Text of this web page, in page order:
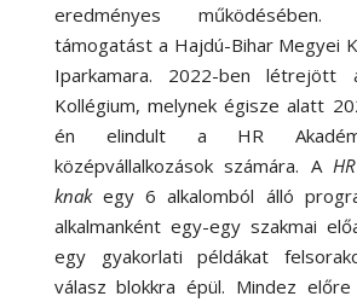
eredményes
támogatást a Hajdú-Bihar Megyei
Iparkamara. 2022-ben létrejött
Kollégium, melynek égisze alatt
én elindult a HR
középvállalkozások számára. A
knakegy 6 alkalomból álló
alkalmanként egy-egy szakmai
egy gyakorlati példákat
válasz blokkra épül. Mindez